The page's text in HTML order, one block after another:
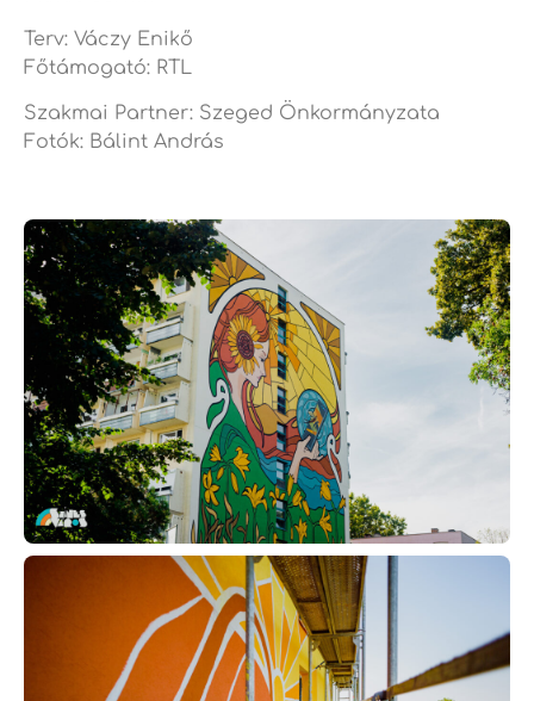
Terv: Váczy Enikő
Főtámogató: RTL
Szakmai Partner: Szeged Önkormányzata
Fotók: Bálint András